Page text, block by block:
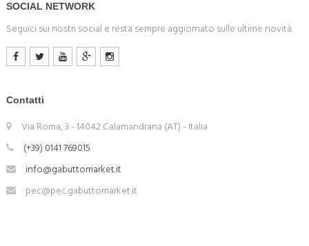
SOCIAL NETWORK
Seguici sui nostri social e resta sempre aggiornato sulle ultime novità.
Contatti
Via Roma, 3 - 14042 Calamandrana (AT) - Italia
(+39) 0141 769015
info@gabuttomarket.it
pec@pec.gabuttomarket.it